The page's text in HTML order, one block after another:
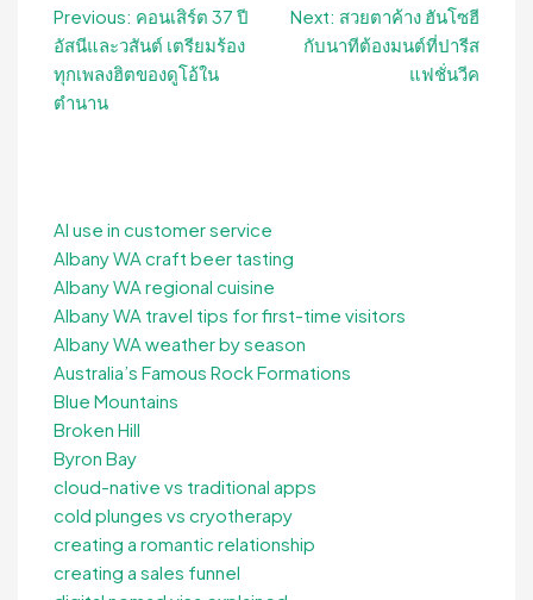
Post
navigation
Previous: คอนเสิร์ต 37 ปี
อัสนีและวสันต์ เตรียมร้อง
ทุกเพลงฮิตของดูโอ้ใน
ตำนาน
Next: สวยตาค้าง ฮันโซฮี
กับนาทีต้องมนต์ที่ปารีส
แฟชั่นวีค
AI use in customer service
Albany WA craft beer tasting
Albany WA regional cuisine
Albany WA travel tips for first-time visitors
Albany WA weather by season
Australia’s Famous Rock Formations
Blue Mountains
Broken Hill
Byron Bay
cloud-native vs traditional apps
cold plunges vs cryotherapy
creating a romantic relationship
creating a sales funnel